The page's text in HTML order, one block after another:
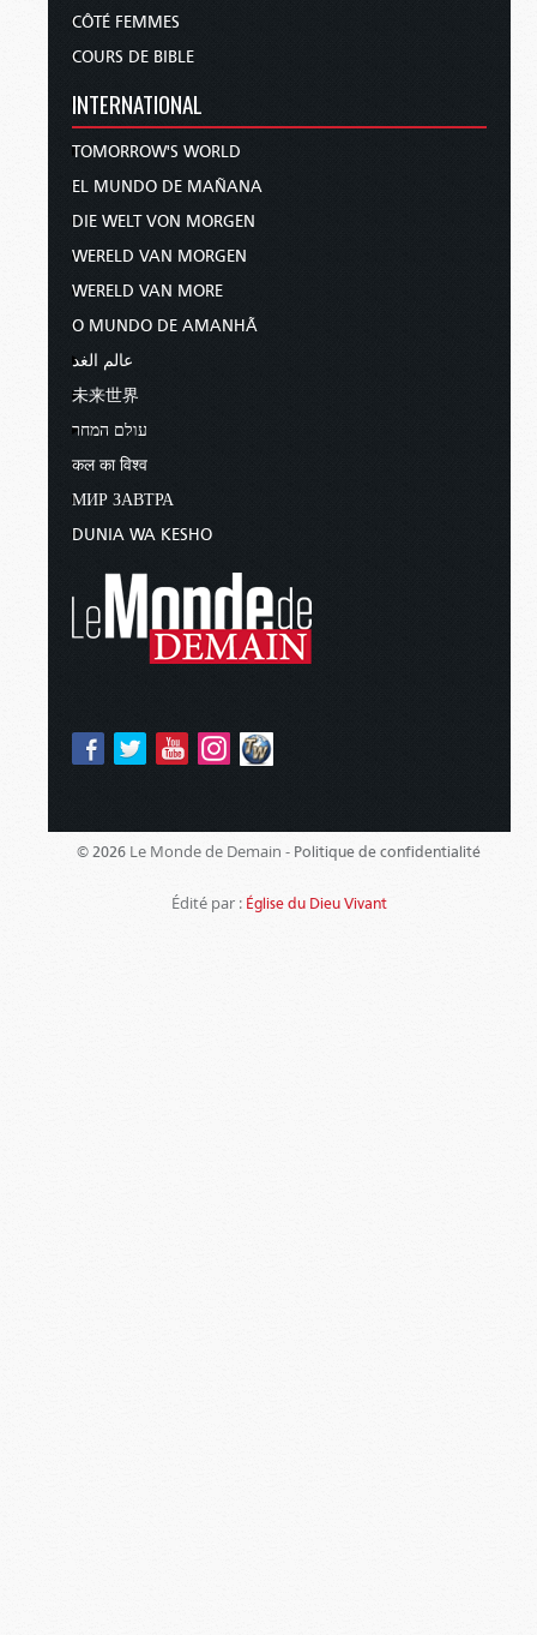
CÔTÉ FEMMES
COURS DE BIBLE
INTERNATIONAL
TOMORROW'S WORLD
EL MUNDO DE MAÑANA
DIE WELT VON MORGEN
WERELD VAN MORGEN
WERELD VAN MORE
O MUNDO DE AMANHÃ
عالم الغد
未来世界
עולם המחר
कल का विश्व
МИР ЗАВТРА
DUNIA WA KESHO
© 2026 Le Monde de Demain - Politique de confidentialité
Édité par : Église du Dieu Vivant